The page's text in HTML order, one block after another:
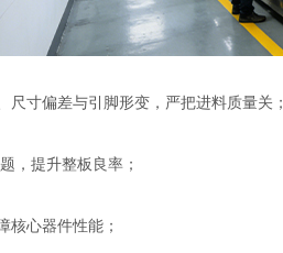
寸偏差与引脚形变，严把进料质量关；
，提升整板良率；
核心器件性能；